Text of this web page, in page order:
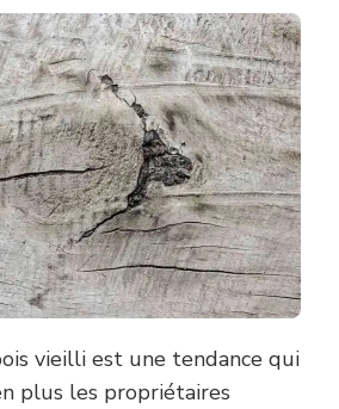
vieilli est une tendance qui
plus les propriétaires